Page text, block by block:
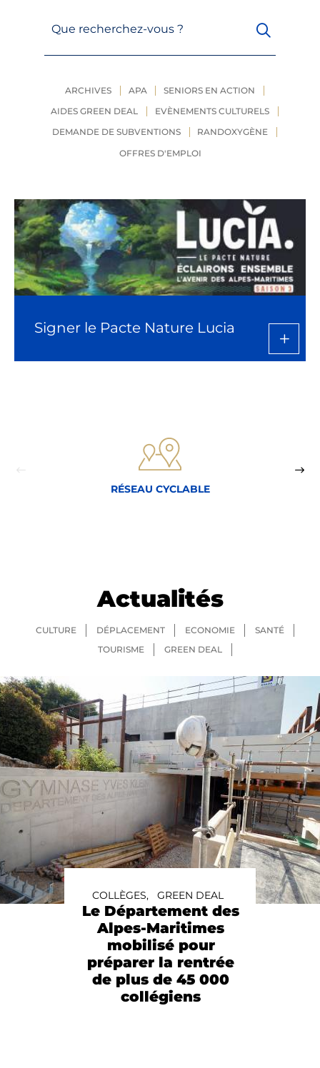
Que recherchez-vous ?
ARCHIVES APA
SENIORS EN ACTION
AIDES GREEN DEAL
EVÈNEMENTS CULTURELS
DEMANDE DE SUBVENTIONS
RANDOXYGÈNE
OFFRES D'EMPLOI
Signer le Pacte Nature Lucia
RÉSEAU CYCLABLE
Actualités
CULTURE DÉPLACEMENT ECONOMIE
SANTÉ
TOURISME
GREEN DEAL
COLLÈGES, GREEN DEAL
Le Département des
Alpes-Maritimes
mobilisé pour
préparer la rentrée
de plus de 45 000
collégiens